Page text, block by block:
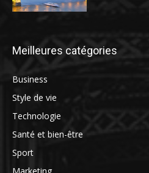
Meilleures catégories
Business
Style de vie
Technologie
Santé et bien-être
Sport